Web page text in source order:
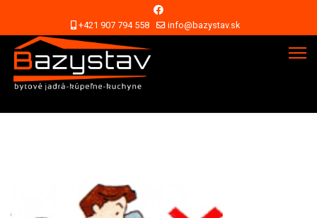
+421 907 794 558 info@bazystav.sk